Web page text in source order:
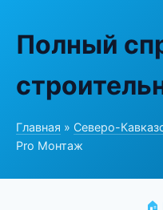
Полный
Главная » Северо-
Pro Монтаж
🏠